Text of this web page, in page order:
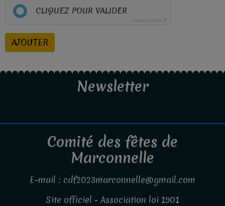
CLIQUEZ POUR VALIDER
IconCaptcha ©
AJOUTER
Newsletter
Comité des fêtes de
Marconnelle
E-mail : cdf2023marconnelle@gmail.com
Site officiel - Association loi 1901